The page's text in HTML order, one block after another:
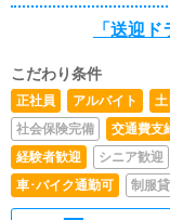
リ：運転
を探して
「送迎ド
こだわり条件
正社員 アルバイト
社会保険完備
交通費支
経験者歓迎
シニア歓迎
車･バイク通勤可
制服